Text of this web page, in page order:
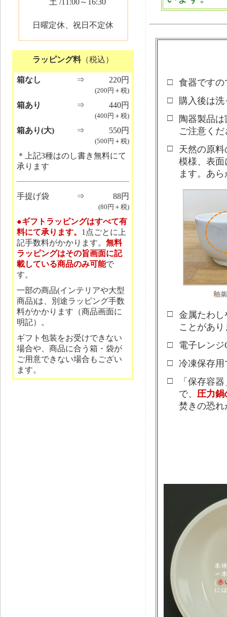
日曜定休、祝日不定休
ラッピング料（税込）
箱なし ⇒ 220円
(200円＋税)
箱あり ⇒ 440円
(400円＋税)
箱あり(大) ⇒ 550円
(500円＋税)
＊上記3種はのし書き無料にて
承ります
手提げ袋 ⇒ 88円
(80円＋税)
●ギフトラッピングはすべて有
料にて承ります。 1点ごとに上
記手数料がかかります。 無料
ラッピングはその旨画面に記
載している商品のみ可能で
す。
一部の商品(インテリアや大型
商品)は、別途ラッピング手数
料がかかります（商品画面に
明記）。
ギフト包装をお受けできない
場合や、商品に合う箱・袋が
ご用意できない場合もござい
ます。
□ 食器ですの
□
購入後は
□
陶器製品
ご注意く
□
天然の原
模様、表
ます。あ
□ 金属たわ
ことがあ
□
電子レン
□ 冷凍保存
□
「保存容
で、 圧力
焚きの恐